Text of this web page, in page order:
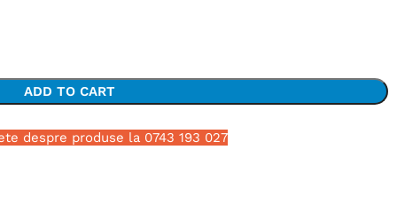
ADD TO CART
despre produse la 0743 193 027